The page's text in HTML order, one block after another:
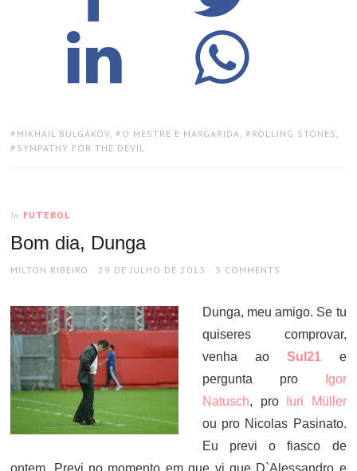
TAGS:
MIKHAIL BULGÁKOV , O MESTRE E MARGARIDA , ROLLING STONES
SYMPATHY FOR THE DEVIL
In FUTEBOL
Bom dia, Dunga
AUTHOR
MILTON RIBEIRO
POSTED
29 DE JULHO DE 2013 3 COMMENTS
Dunga, meu amigo. Se tu
quiseres comprovar,
venha aoSul21
e
pergunta pro
Igor
Natusch, pro
Iuri Müller
ou pro Nicolas Pasinato.
Eu previ o fiasco de
ontem. Previ no momento em que vi que D`Alessandro e